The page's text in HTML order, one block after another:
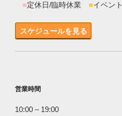
■定休日/臨時休業 ■イベント
スケジュールを見る
営業時間
10:00 – 19:00